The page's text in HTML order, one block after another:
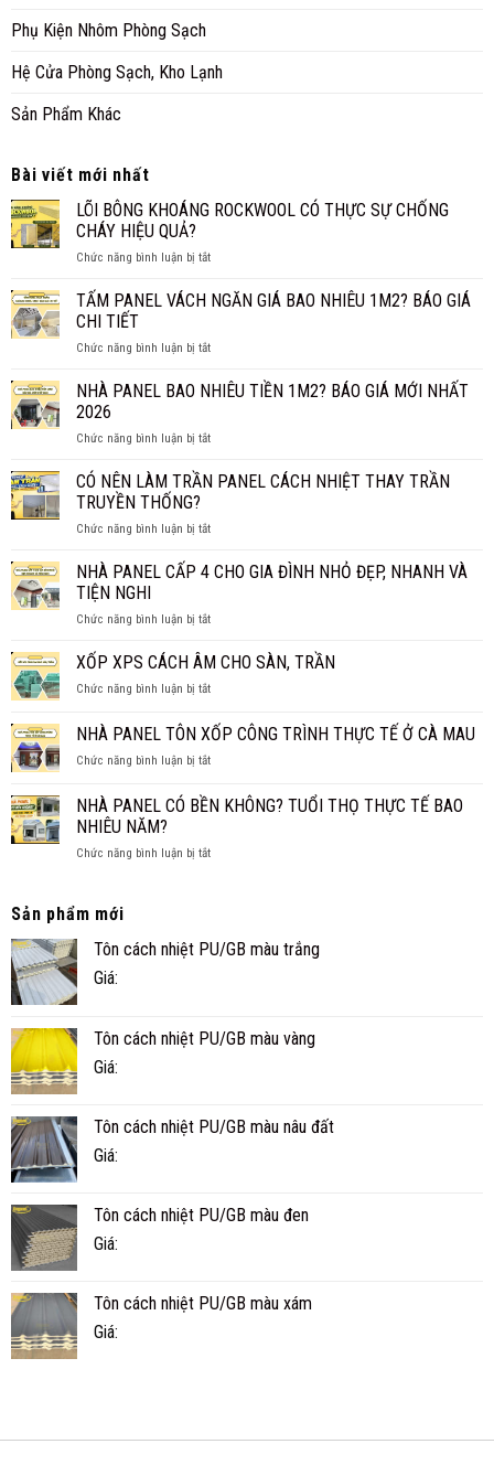
Phụ Kiện Nhôm Phòng Sạch
Hệ Cửa Phòng Sạch, Kho Lạnh
Sản Phẩm Khác
Bài viết mới nhất
LÕI BÔNG KHOÁNG ROCKWOOL CÓ THỰC SỰ CHỐNG
CHÁY HIỆU QUẢ?
Chức năng bình luận bị tắtở
BÔNG
CÓ
SỰ
HIỆU
TẤM PANEL VÁCH NGĂN GIÁ BAO NHIÊU 1M2? BÁO GIÁ
CHI TIẾT
Chức năng bình luận bị tắtở
PANEL
GIÁ
NHIÊU
GIÁ
TIẾT
NHÀ PANEL BAO NHIÊU TIỀN 1M2? BÁO GIÁ MỚI NHẤT
2026
Chức năng bình luận bị tắtở
PANEL
TIỀN
BÁO
NHẤT
CÓ NÊN LÀM TRẦN PANEL CÁCH NHIỆT THAY TRẦN
TRUYỀN THỐNG?
Chức năng bình luận bị tắtở
NÊN
PANEL
NHIỆT
TRẦN
THỐNG?
NHÀ PANEL CẤP 4 CHO GIA ĐÌNH NHỎ ĐẸP, NHANH VÀ
TIỆN NGHI
Chức năng bình luận bị tắtở
PANEL
4
GIA
NHỎ
NHANH
NGHI
XỐP XPS CÁCH ÂM CHO SÀN, TRẦN
Chức năng bình luận bị tắtở
XPS
CÁCH
ÂM
SÀN,
NHÀ PANEL TÔN XỐP CÔNG TRÌNH THỰC TẾ Ở CÀ MAU
Chức năng bình luận bị tắtở
PANEL
TÔN
CÔNG
CÀ
NHÀ PANEL CÓ BỀN KHÔNG? TUỔI THỌ THỰC TẾ BAO
NHIÊU NĂM?
Chức năng bình luận bị tắtở
KHÔNG?
BAO
Sản phẩm mới
Tôn cách nhiệt PU/GB màu trắng
Giá:
Tôn cách nhiệt PU/GB màu vàng
Giá:
Tôn cách nhiệt PU/GB màu nâu đất
Giá:
Tôn cách nhiệt PU/GB màu đen
Giá:
Tôn cách nhiệt PU/GB màu xám
Giá: